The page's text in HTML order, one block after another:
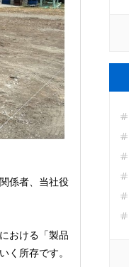
係者、当社役
おける「製品
く所存です。